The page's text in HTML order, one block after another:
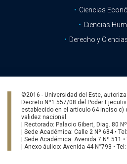
Ciencias
Ciencias
Derecho y
©2016 - Universidad del Este,
Decreto Nº1.557/08 del Poder
establecido en el artículo 64 inciso c)
validez nacional.
| Rectorado: Palacio Gibert, Diag. 80
| Sede Académica: Calle 2 Nº 684 •
| Sede Académica: Avenida 7 Nº 511
| Anexo áulico: Avenida 44 N°793 •